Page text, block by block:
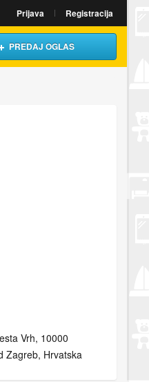
Prijava Registracija
PREDAJ OGLAS
Vrh, 10000
Zagreb, Hrvatska